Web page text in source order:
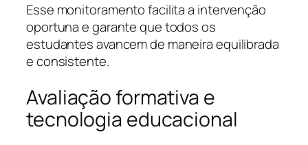
Esse monitoramento facilita a intervenção
oportuna e garante que todos os
estudantes avancem de maneira equilibrada
e consistente.
Avaliação formativa e
tecnologia educacional